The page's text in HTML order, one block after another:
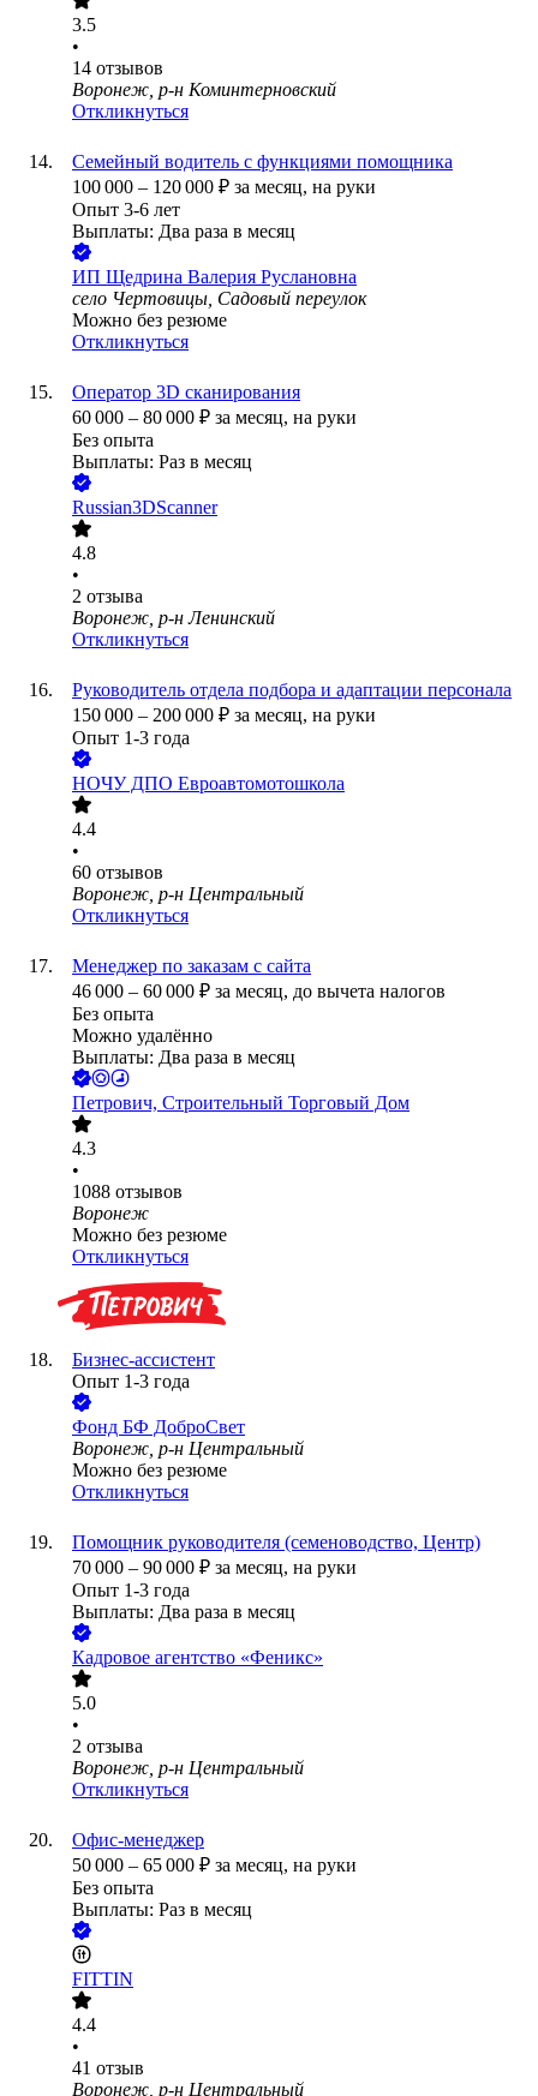
3.5
•
14 отзывов
Воронеж, р-н Коминтерновский
Откликнуться
Семейный водитель с функциями помощника
100 000 – 120 000 ₽ за месяц, на руки
Опыт 3-6 лет
Выплаты: Два раза в месяц
ИП Щедрина Валерия Руслановна
село Чертовицы, Садовый переулок
Можно без резюме
Откликнуться
Оператор 3D сканирования
60 000 – 80 000 ₽ за месяц, на руки
Без опыта
Выплаты: Раз в месяц
Russian3DScanner
4.8
•
2 отзыва
Воронеж, р-н Ленинский
Откликнуться
Руководитель отдела подбора и адаптации персонала
150 000 – 200 000 ₽ за месяц, на руки
Опыт 1-3 года
НОЧУ ДПО Евроавтомотошкола
4.4
•
60 отзывов
Воронеж, р-н Центральный
Откликнуться
Менеджер по заказам с сайта
46 000 – 60 000 ₽ за месяц, до вычета налогов
Без опыта
Можно удалённо
Выплаты: Два раза в месяц
Петрович, Строительный Торговый Дом
4.3
•
1088 отзывов
Воронеж
Можно без резюме
Откликнуться
Бизнес-ассистент
Опыт 1-3 года
Фонд БФ ДоброСвет
Воронеж, р-н Центральный
Можно без резюме
Откликнуться
Помощник руководителя (семеноводство, Центр)
70 000 – 90 000 ₽ за месяц, на руки
Опыт 1-3 года
Выплаты: Два раза в месяц
Кадровое агентство «Феникс»
5.0
•
2 отзыва
Воронеж, р-н Центральный
Откликнуться
Офис-менеджер
50 000 – 65 000 ₽ за месяц, на руки
Без опыта
Выплаты: Раз в месяц
FITTIN
4.4
•
41 отзыв
Воронеж, р-н Центральный